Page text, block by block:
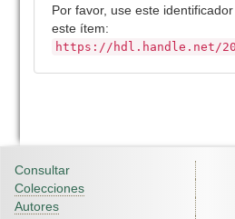
Por favor, use este
este ítem:
https://hdl.handle.net/
Consultar
Colecciones
Autores